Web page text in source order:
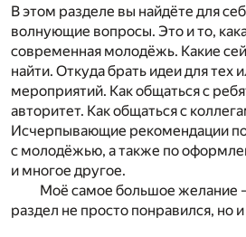
В этом разделе вы найдёте для
волнующие вопросы. Это и то,
современная молодёжь. Какие
найти. Откуда брать идеи для тех
мероприятий. Как общаться с
авторитет. Как общаться с
Исчерпывающие рекомендации
с молодёжью, а также по
и многое другое.
Моё самое большое желание
раздел не просто понравился, но